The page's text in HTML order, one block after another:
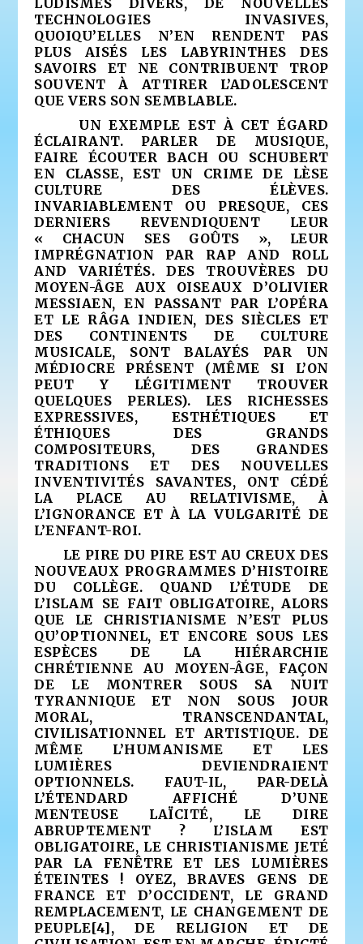
TECHNOLOGIES INVASIVES,
QUOIQU’ELLES N’EN RENDENT PAS
PLUS AISÉS LES LABYRINTHES DES
SAVOIRS ET NE CONTRIBUENT TROP
SOUVENT À ATTIRER L’ADOLESCENT
QUE VERS SON SEMBLABLE.
UN EXEMPLE EST À CET ÉGARD
ÉCLAIRANT. PARLER DE MUSIQUE,
FAIRE ÉCOUTER BACH OU SCHUBERT
EN CLASSE, EST UN CRIME DE LÈSE
CULTURE DES ÉLÈVES.
INVARIABLEMENT OU PRESQUE, CES
DERNIERS REVENDIQUENT LEUR
« CHACUN SES GOÛTS », LEUR
IMPRÉGNATION PAR RAP AND ROLL
AND VARIÉTÉS. DES TROUVÈRES DU
MOYEN-ÂGE AUX OISEAUX D’OLIVIER
MESSIAEN, EN PASSANT PAR L’OPÉRA
ET LE RÂGA INDIEN, DES SIÈCLES ET
DES CONTINENTS DE CULTURE
MUSICALE, SONT BALAYÉS PAR UN
MÉDIOCRE PRÉSENT (MÊME SI L’ON
PEUT Y LÉGITIMENT TROUVER
QUELQUES PERLES). LES RICHESSES
EXPRESSIVES, ESTHÉTIQUES ET
ÉTHIQUES DES GRANDS
COMPOSITEURS, DES GRANDES
TRADITIONS ET DES NOUVELLES
INVENTIVITÉS SAVANTES, ONT CÉDÉ
LA PLACE AU RELATIVISME, À
L’IGNORANCE ET À LA VULGARITÉ DE
L’ENFANT-ROI.
LE PIRE DU PIRE EST AU CREUX DES
NOUVEAUX PROGRAMMES D’HISTOIRE
DU COLLÈGE. QUAND L’ÉTUDE DE
L’ISLAM SE FAIT OBLIGATOIRE, ALORS
QUE LE CHRISTIANISME N’EST PLUS
QU’OPTIONNEL, ET ENCORE SOUS LES
ESPÈCES DE LA HIÉRARCHIE
CHRÉTIENNE AU MOYEN-ÂGE, FAÇON
DE LE MONTRER SOUS SA NUIT
TYRANNIQUE ET NON SOUS JOUR
MORAL, TRANSCENDANTAL,
CIVILISATIONNEL ET ARTISTIQUE. DE
MÊME L’HUMANISME ET LES
LUMIÈRES DEVIENDRAIENT
OPTIONNELS. FAUT-IL, PAR-DELÀ
L’ÉTENDARD AFFICHÉ D’UNE
MENTEUSE LAÏCITÉ, LE DIRE
ABRUPTEMENT ? L’ISLAM EST
OBLIGATOIRE, LE CHRISTIANISME JETÉ
PAR LA FENÊTRE ET LES LUMIÈRES
ÉTEINTES ! OYEZ, BRAVES GENS DE
FRANCE ET D’OCCIDENT, LE GRAND
REMPLACEMENT, LE CHANGEMENT DE
PEUPLE[4], DE RELIGION ET DE